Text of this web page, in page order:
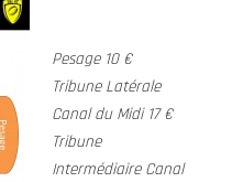
Pesage 10 €
Tribune Latérale
Canal du Midi 17 €
Tribune
Intermédiaire Canal